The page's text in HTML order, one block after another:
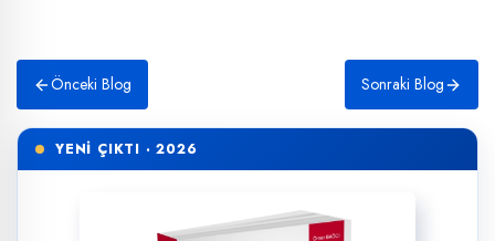
Önceki Blog Sonraki Blog
YENİ ÇIKTI · 2026